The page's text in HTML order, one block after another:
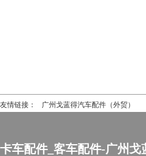
友情链接： 广州戈蓝得汽车配件（外贸）
卡车配件_客车配件-广州戈